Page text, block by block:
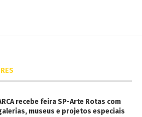
recebe feira SP-Arte Rotas com
museus e projetos especiais